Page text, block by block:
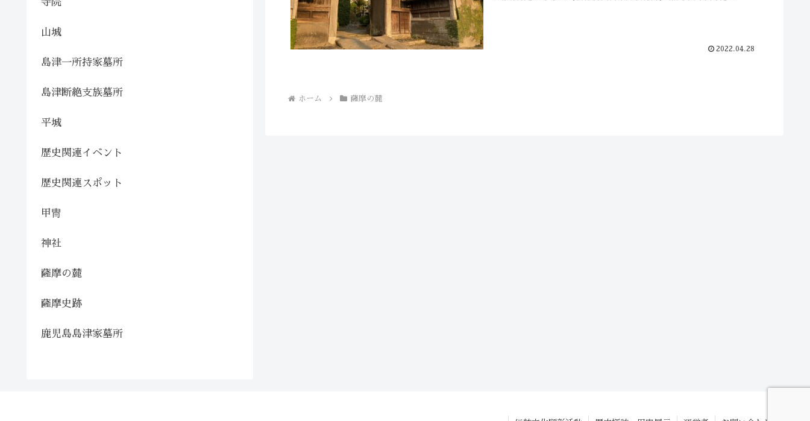
2022.04.28
ホーム 薩摩の麓
山城
島津一所持家墓所
島津断絶支族墓所
平城
歴史関連イベント
歴史関連スポット
甲冑
神社
薩摩の麓
薩摩史跡
鹿児島島津家墓所